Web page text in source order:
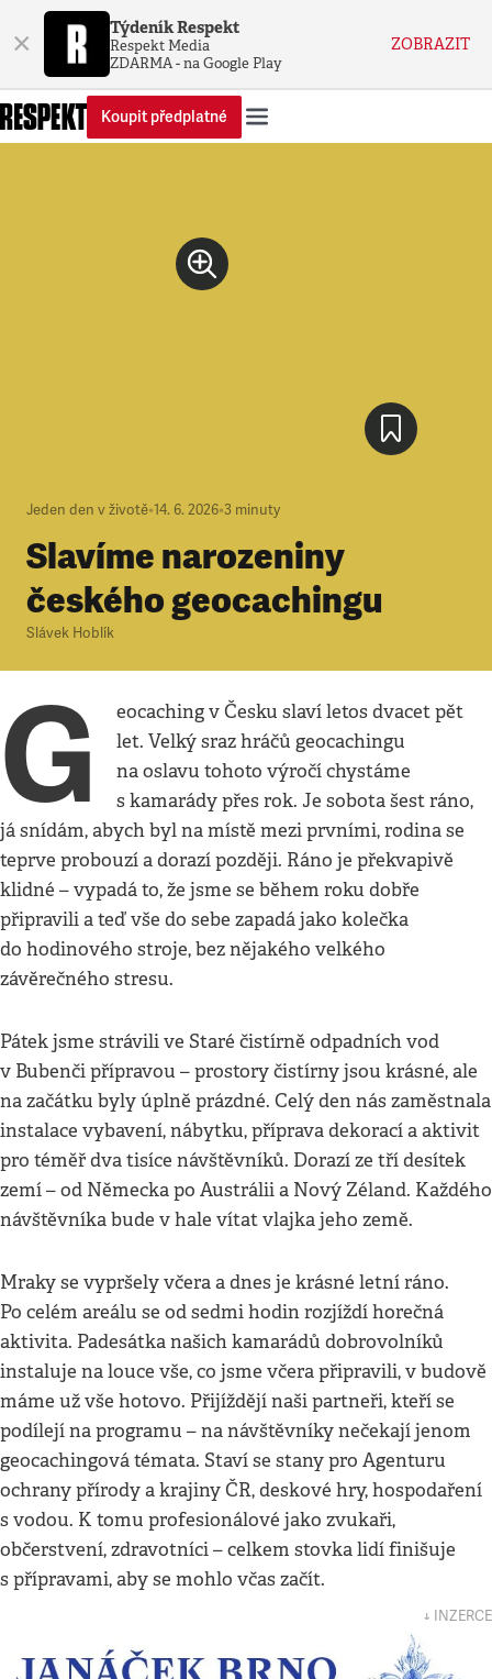
× Týdeník Respekt
Respekt Media
ZDARMA - na Google Play
ZOBRAZIT
Koupit předplatné
Jeden den v životě•14. 6. 2026•3 minuty
Slavíme narozeniny
českého geocachingu
Slávek Hoblík
G
eocaching v Česku slaví letos dvacet pět
let. Velký sraz hráčů geocachingu
na oslavu tohoto výročí chystáme
s kamarády přes rok. Je sobota šest ráno,
já snídám, abych byl na místě mezi prvními, rodina se
teprve probouzí a dorazí později. Ráno je překvapivě
klidné – vypadá to, že jsme se během roku dobře
připravili a teď vše do sebe zapadá jako kolečka
do hodinového stroje, bez nějakého velkého
závěrečného stresu.
Pátek jsme strávili ve Staré čistírně odpadních vod
v Bubenči přípravou – prostory čistírny jsou krásné, ale
na začátku byly úplně prázdné. Celý den nás zaměstnala
instalace vybavení, nábytku, příprava dekorací a aktivit
pro téměř dva tisíce návštěvníků. Dorazí ze tří desítek
zemí – od Německa po Austrálii a Nový Zéland. Každého
návštěvníka bude v hale vítat vlajka jeho země.
Mraky se vypršely včera a dnes je krásné letní ráno.
Po celém areálu se od sedmi hodin rozjíždí horečná
aktivita. Padesátka našich kamarádů dobrovolníků
instaluje na louce vše, co jsme včera připravili, v budově
máme už vše hotovo. Přijíždějí naši partneři, kteří se
podílejí na programu – na návštěvníky nečekají jenom
geocachingová témata. Staví se stany pro Agenturu
ochrany přírody a krajiny ČR, deskové hry, hospodaření
s vodou. K tomu profesionálové jako zvukaři,
občerstvení, zdravotníci – celkem stovka lidí finišuje
s přípravami, aby se mohlo včas začít.
↓ INZERCE